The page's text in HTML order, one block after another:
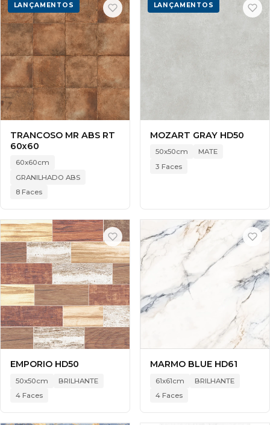
LANÇAMENTOS
TRANCOSO MR ABS RT
60x60
60x60cm
GRANILHADO ABS
8 Faces
LANÇAMENTOS
MOZART GRAY HD50
50x50cm
MATE
3 Faces
EMPORIO HD50
50x50cm
BRILHANTE
4 Faces
MARMO BLUE HD61
61x61cm
BRILHANTE
4 Faces